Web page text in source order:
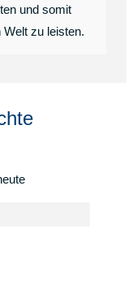
und somit
zu leisten.